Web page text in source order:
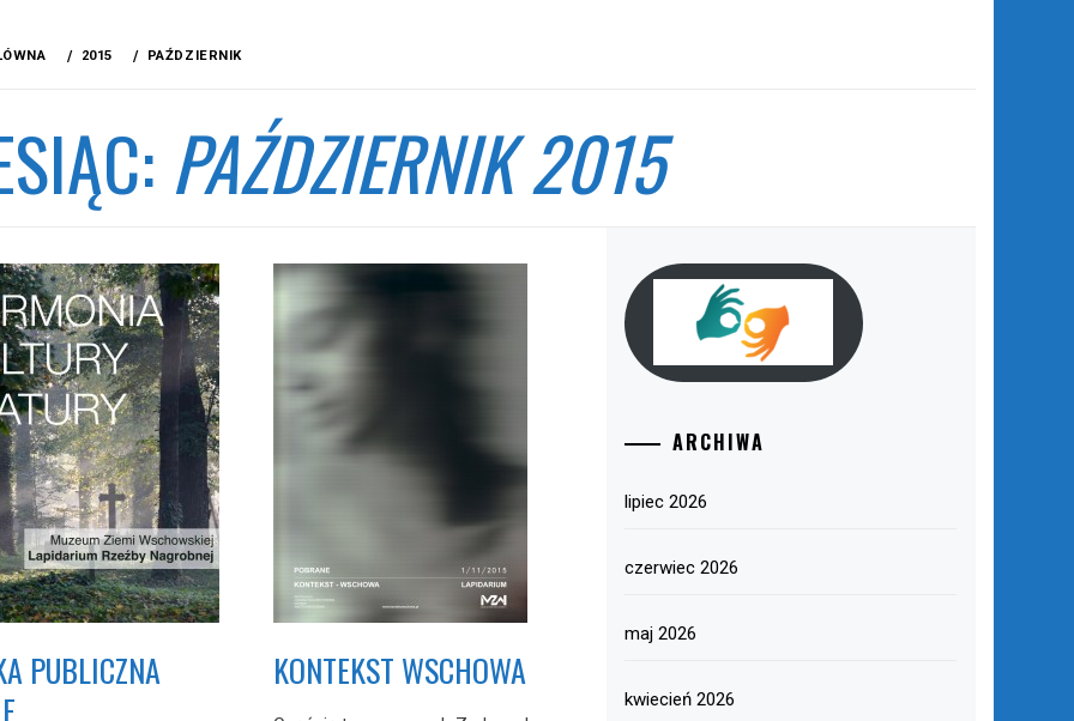
2015 PAŹDZIERNIK
PAŹDZIERNIK 2015
PUBLICZNA
KONTEKST WSCHOWA
ARCHIWA
lipiec 2026
czerwiec 2026
maj 2026
kwiecień 2026